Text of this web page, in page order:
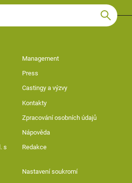
Management
Press
Castingy a výzvy
Kontakty
Zpracování osobních údajů
Nápověda
s
Redakce
Nastavení soukromí